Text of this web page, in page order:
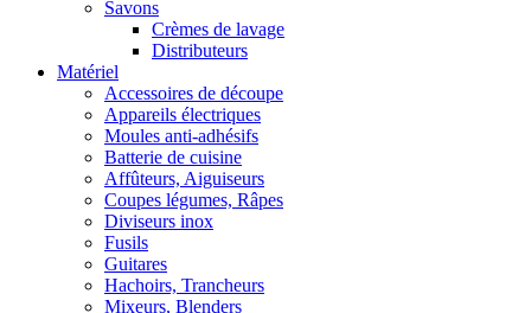
Savons
Crèmes de lavage
Distributeurs
Matériel
Accessoires de découpe
Appareils électriques
Moules anti-adhésifs
Batterie de cuisine
Affûteurs, Aiguiseurs
Coupes légumes, Râpes
Diviseurs inox
Fusils
Guitares
Hachoirs, Trancheurs
Mixeurs, Blenders